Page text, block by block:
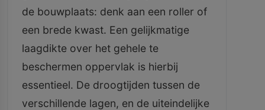
de bouwplaats: denk aan een roller of
een brede kwast. Een gelijkmatige
laagdikte over het gehele te
beschermen oppervlak is hierbij
essentieel. De droogtijden tussen de
verschillende lagen, en de uiteindelijke